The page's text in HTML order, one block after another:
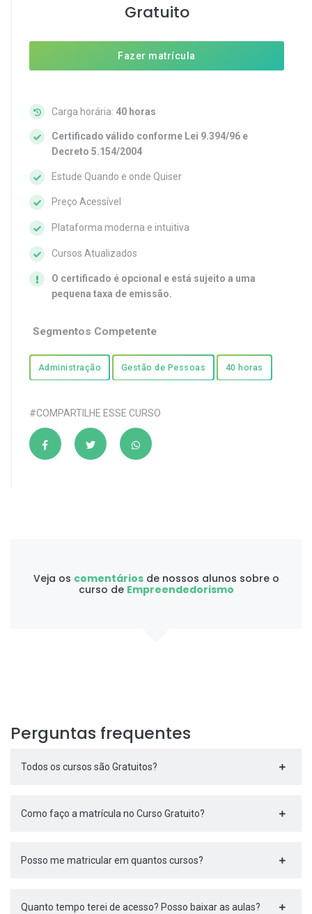
Gratuito
Fazer matrícula
Carga horária: 40 horas
Certificado válido conforme Lei 9.394/96 e
Decreto 5.154/2004
Estude Quando e onde Quiser
Preço Acessível
Plataforma moderna e intuitiva
Cursos Atualizados
O certificado é opcional e está sujeito a uma
pequena taxa de emissão.
Segmentos Competente
Administração Gestão de Pessoas 40 horas
#COMPARTILHE ESSE CURSO
Veja os comentáriosde nossos alunos sobre o
curso de Empreendedorismo
Perguntas frequentes
Todos os cursos são Gratuitos?
Como faço a matrícula no Curso Gratuito?
Posso me matricular em quantos cursos?
Quanto tempo terei de acesso? Posso baixar as aulas?